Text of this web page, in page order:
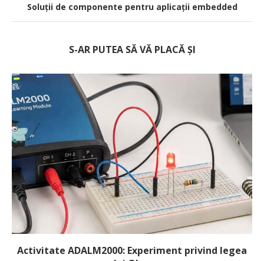
Soluții de componente pentru aplicații embedded
S-AR PUTEA SĂ VĂ PLACĂ ȘI
Activitate ADALM2000: Experiment privind legea